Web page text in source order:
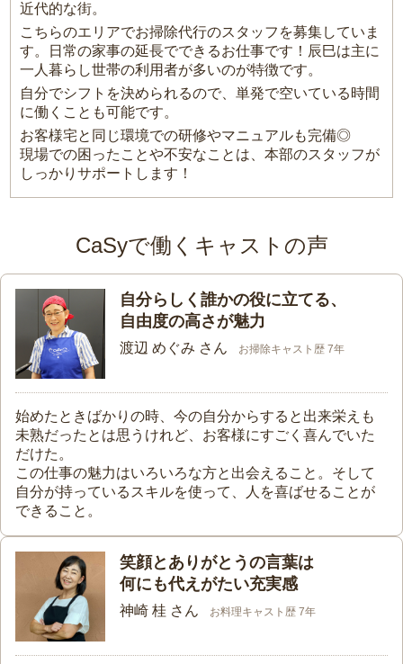
近代的な街。
こちらのエリアでお掃除代行のスタッフを募集していま
す。日常の家事の延長でできるお仕事です！辰巳は主に
一人暮らし世帯の利用者が多いのが特徴です。
自分でシフトを決められるので、単発で空いている時間
に働くことも可能です。
お客様宅と同じ環境での研修やマニュアルも完備◎
現場での困ったことや不安なことは、本部のスタッフが
しっかりサポートします！
CaSyで働くキャストの声
自分らしく誰かの役に立てる、
自由度の高さが魅力
渡辺 めぐみ さん お掃除キャスト歴 7年
始めたときばかりの時、今の自分からすると出来栄えも
未熟だったとは思うけれど、お客様にすごく喜んでいた
だけた。
この仕事の魅力はいろいろな方と出会えること。そして
自分が持っているスキルを使って、人を喜ばせることが
できること。
笑顔とありがとうの言葉は
何にも代えがたい充実感
神崎 桂 さん お料理キャスト歴 7年